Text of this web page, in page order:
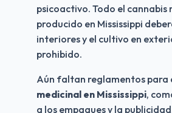
psicoactivo. Todo el cannabis
producido en Mississippi
interiores y el cultivo en
prohibido.
Aún faltan reglamentos para
medicinal en Mississippi,
a los empaques y la